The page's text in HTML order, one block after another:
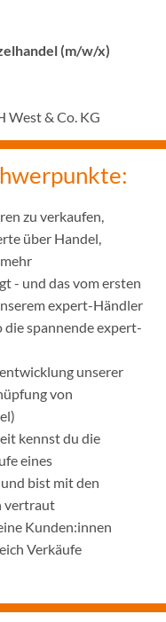
(m/w/x)
West & Co. KG
zu verkaufen,
über Handel,
- und das vom ersten
expert-Händler
die spannende expert-
unserer
von
kennst du die
eines
bist mit den
vertraut
Kunden:innen
Verkäufe